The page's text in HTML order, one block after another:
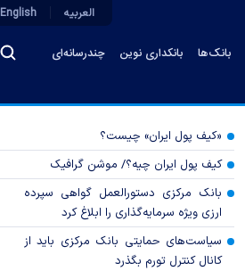
بانک‌ها بانکداری نوین چندرسانه‌ای
العربیه English
«کیف پول ایران» چیست؟
کیف پول ایران چیه؟/ موشن گرافیک
بانک مرکزی دستورالعمل گواهی سپرده
ارزی ویژه سرمایه‌گذاری را ابلاغ کرد
سیاست‌های حمایتی بانک مرکزی باید از
کانال کنترل تورم بگذرد